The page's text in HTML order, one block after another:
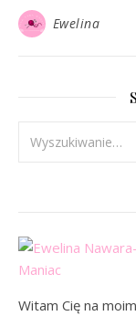
Ewelina
Witam Cię na